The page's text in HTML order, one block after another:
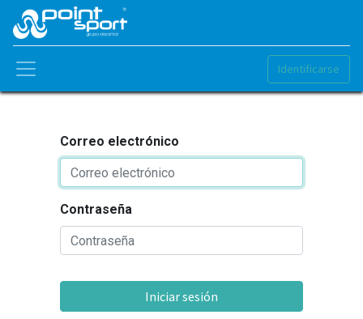
Identificarse
Correo electrónico
Contraseña
Iniciar sesión